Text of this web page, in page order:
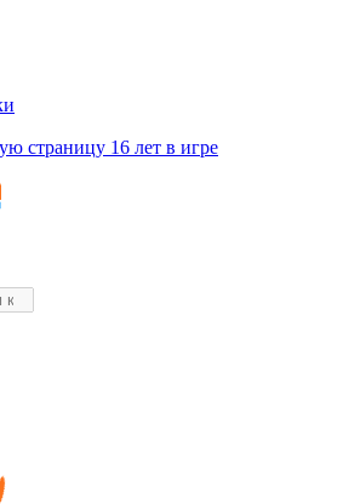
страницу 16 лет в игре